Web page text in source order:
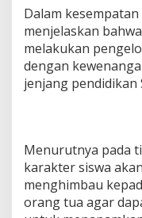
Dalam
menjelaskan
melakukan
dengan
jenjang pendidikan
Menurutnya pada
karakter siswa
menghimbau
orang tua agar